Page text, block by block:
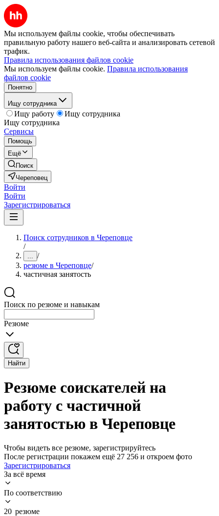
Мы используем файлы cookie, чтобы обеспечивать
правильную работу нашего веб-сайта и анализировать сетевой
трафик.
Правила использования файлов cookie
Мы используем файлы cookie. Правила использования
файлов cookie
Понятно
Ищу сотрудника
Ищу работу
Ищу сотрудника
Ищу сотрудника
Сервисы
Помощь
Ещё
Поиск
Череповец
Войти
Войти
Зарегистрироваться
Поиск сотрудников в Череповце
/
... /
резюме в Череповце/
частичная занятость
Поиск по резюме и навыкам
Резюме
Найти
Резюме соискателей на
работу с частичной
занятостью в Череповце
Чтобы видеть все резюме, зарегистрируйтесь
После регистрации покажем ещё 27 256 и откроем фото
Зарегистрироваться
За всё время
По соответствию
20 резюме